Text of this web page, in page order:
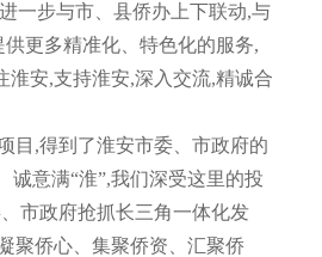
一步与市、县侨办上下联动,与
更多精准化、特色化的服务,
安,支持淮安,深入交流,精诚合
目,得到了淮安市委、市政府的
诚意满“淮”,我们深受这里的投
市政府抢抓长三角一体化发
聚侨心、集聚侨资、汇聚侨